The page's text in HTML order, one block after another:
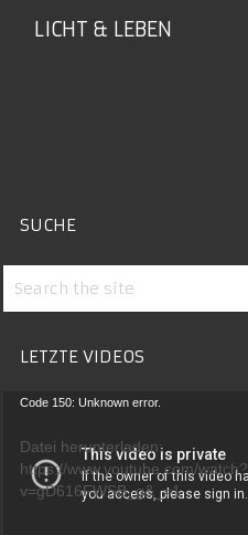
LICHT & LEBEN
SUCHE
LETZTE VIDEOS
Video-
Code 150: Unknown error.
Datei herunterladen:
https://www.youtube.com/watch?
v=gD616FWSB_g&_=1